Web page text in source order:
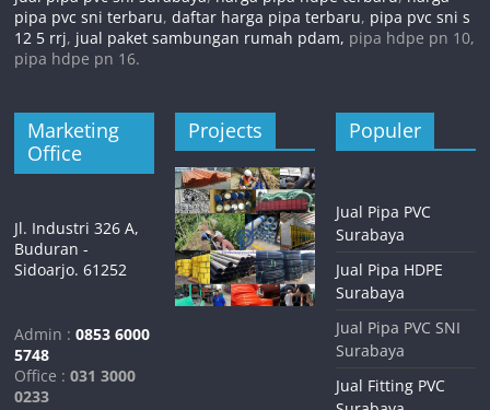
pipa pvc sni terbaru,daftar harga pipa terbaru, pipa pvc sni s
12 5 rrj, jual paket sambungan rumah pdam, pipa hdpe pn 10,
pipa hdpe pn 16.
Marketing
Office
Jl. Industri 326 A,
Buduran -
Sidoarjo. 61252
Admin :0853 6000
5748
Office : 031 3000
0233
Projects Populer
Jual Pipa PVC
Surabaya
Jual Pipa HDPE
Surabaya
Jual Pipa PVC SNI
Surabaya
Jual Fitting PVC